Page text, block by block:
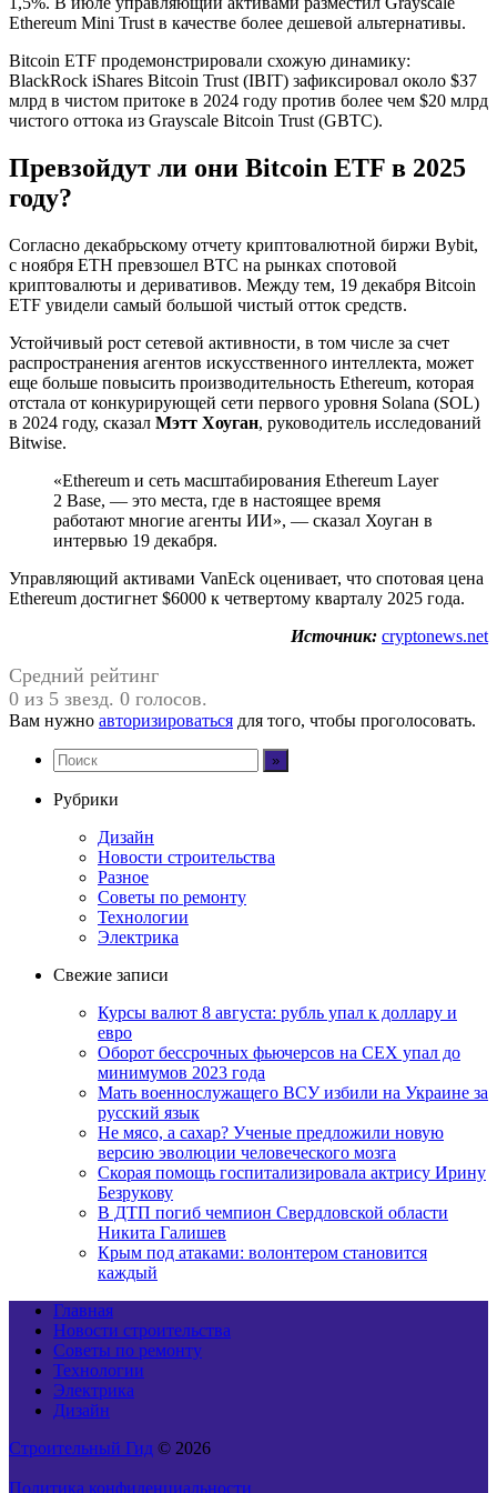
Ethereum Mini Trust в качестве более дешевой альтернативы.
Bitcoin ETF продемонстрировали схожую динамику:
BlackRock iShares Bitcoin Trust (IBIT) зафиксировал около $37
млрд в чистом притоке в 2024 году против более чем $20 млрд
чистого оттока из Grayscale Bitcoin Trust (GBTC).
Превзойдут ли они Bitcoin ETF в 2025
году?
Согласно декабрьскому отчету криптовалютной биржи Bybit,
с ноября ETH превзошел BTC на рынках спотовой
криптовалюты и деривативов. Между тем, 19 декабря Bitcoin
ETF увидели самый большой чистый отток средств.
Устойчивый рост сетевой активности, в том числе за счет
распространения агентов искусственного интеллекта, может
еще больше повысить производительность Ethereum, которая
отстала от конкурирующей сети первого уровня Solana (SOL)
в 2024 году, сказал Мэтт Хоуган, руководитель исследований
Bitwise.
«Ethereum и сеть масштабирования Ethereum Layer
2 Base, — это места, где в настоящее время
работают многие агенты ИИ», — сказал Хоуган в
интервью 19 декабря.
Управляющий активами VanEck оценивает, что спотовая цена
Ethereum достигнет $6000 к четвертому кварталу 2025 года.
Источник: cryptonews.net
Средний рейтинг
0 из 5 звезд. 0 голосов.
Вам нужно авторизироваться для того, чтобы проголосовать.
Рубрики
Дизайн
Новости строительства
Разное
Советы по ремонту
Технологии
Электрика
Свежие записи
Курсы валют 8 августа: рубль упал к доллару и
евро
Оборот бессрочных фьючерсов на CEX упал до
минимумов 2023 года
Мать военнослужащего ВСУ избили на Украине за
русский язык
Не мясо, а сахар? Ученые предложили новую
версию эволюции человеческого мозга
Скорая помощь госпитализировала актрису Ирину
Безрукову
В ДТП погиб чемпион Свердловской области
Никита Галишев
Крым под атаками: волонтером становится
каждый
Главная
Новости строительства
Советы по ремонту
Технологии
Электрика
Дизайн
Строительный Гид © 2026
Политика конфиденциальности